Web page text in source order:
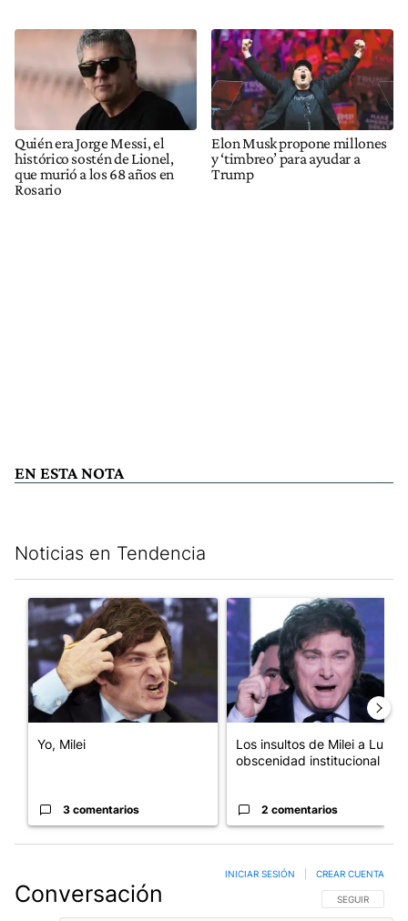
Quién era Jorge Messi, el
histórico sostén de Lionel,
que murió a los 68 años en
Rosario
Elon Musk propone millones
y ‘timbreo’ para ayudar a
Trump
EN ESTA NOTA
Noticias en Tendencia
Un artículo de tendencia con el título "Yo, Milei" con 3
Yo, Milei
3 comentarios
Un artículo de tendencia con
Los insultos de Milei a Lula:
obscenidad institucional
2 comentarios
Conversación SIGA ESTA
SEGUIR
INICIAR SESIÓN CREAR CUENTA